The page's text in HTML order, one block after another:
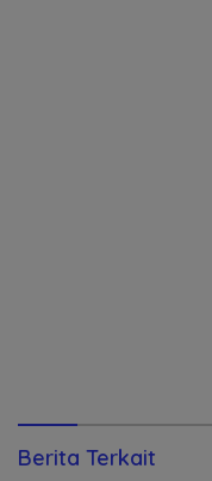
Berita Terkait